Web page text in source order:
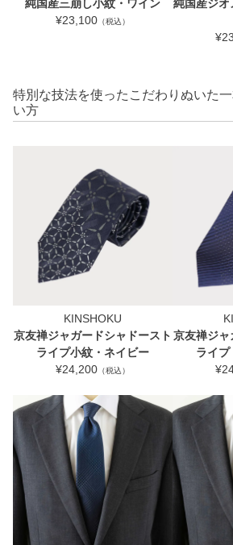
純国産三崩し小紋・ワイン
¥23,100 （税込）
純国産ジオ
特別な技法を使ったこだわりぬいた
い方
KINSHOKU
京友禅ジャガードシャドースト
ライプ小紋・ネイビー
¥24,200 （税込）
京友禅ジャ
ライプ